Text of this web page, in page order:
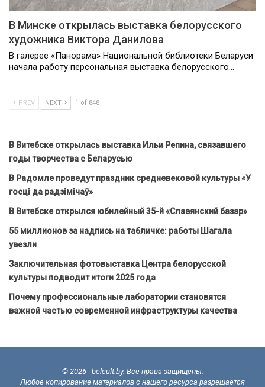
В Минске открылась выставка белорусского
художника Виктора Данилова
В галерее «Панорама» Национальной библиотеки Беларуси
начала работу персональная выставка белорусского…
PREV NEXT 1 of 848
В Витебске открылась выставка Ильи Репина, связавшего
годы творчества с Беларусью
В Радомле проведут праздник средневековой культуры «У
госці да радзімічаў»
В Витебске открылся юбилейный 35-й «Славянский базар»
55 миллионов за надпись на табличке: работы Шагала
увезли
Заключительная фотовыставка Центра белорусской
культуры подводит итоги 2025 года
Почему профессиональные лаборатории становятся
важной частью современной инфраструктуры качества
© 2026 - belcult.by. Все права защищены.
Любое копирование материалов с нашего ресурса разрешается